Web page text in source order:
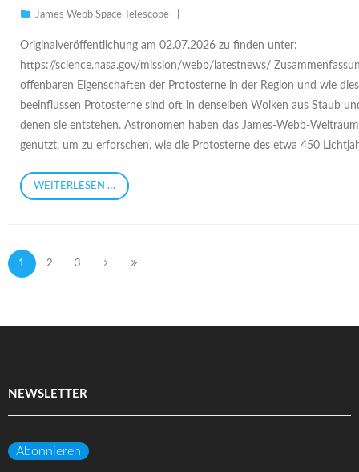
James Webb Space Telescope
Originalveröffentlichung am 02.07.2026 zu finden unter:
https://science.nasa.gov/mission/webb/latestnews/
offenbaren Eigenschaften der Protosterne in der Region und wie
beeinflussen Protosterne sind oft in denselben Wolken aus Staub
denen sie entstehen. Astronomen haben das James-Webb-
genutzt, um zu erforschen, wie die Protosterne des etwa 450
WEITERLESEN …
1 2 3
NEWSLETTER
Abonnieren